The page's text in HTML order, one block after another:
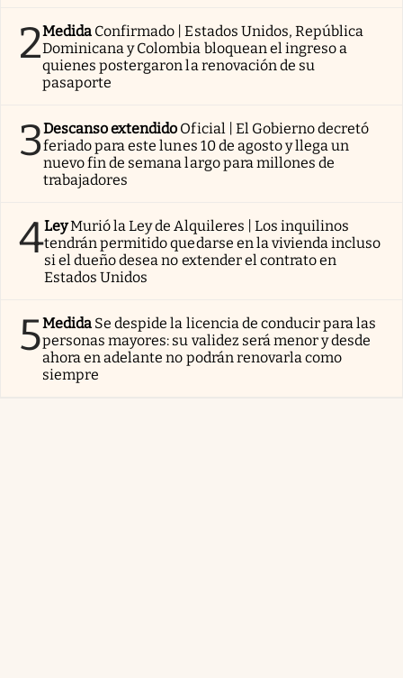
2Medida Confirmado | Estados Unidos, República
Dominicana y Colombia bloquean el ingreso a
quienes postergaron la renovación de su
pasaporte
3Descanso extendido Oficial | El Gobierno decretó
feriado para este lunes 10 de agosto y llega un
nuevo fin de semana largo para millones de
trabajadores
4LeyMurió la Ley de Alquileres | Los inquilinos
tendrán permitido quedarse en la vivienda incluso
si el dueño desea no extender el contrato en
Estados Unidos
5Medida Se despide la licencia de conducir para las
personas mayores: su validez será menor y desde
ahora en adelante no podrán renovarla como
siempre